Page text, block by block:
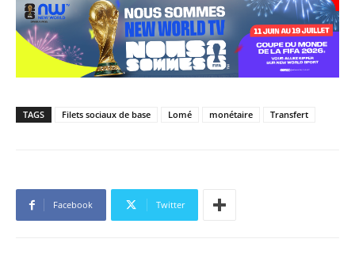
TAGS Filets sociaux de base Lomé monétaire Transfert
Facebook Twitter